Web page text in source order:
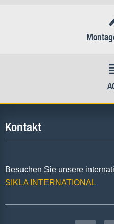
Kontakt
Besuchen Sie unsere
SIKLA INTERNATIONAL